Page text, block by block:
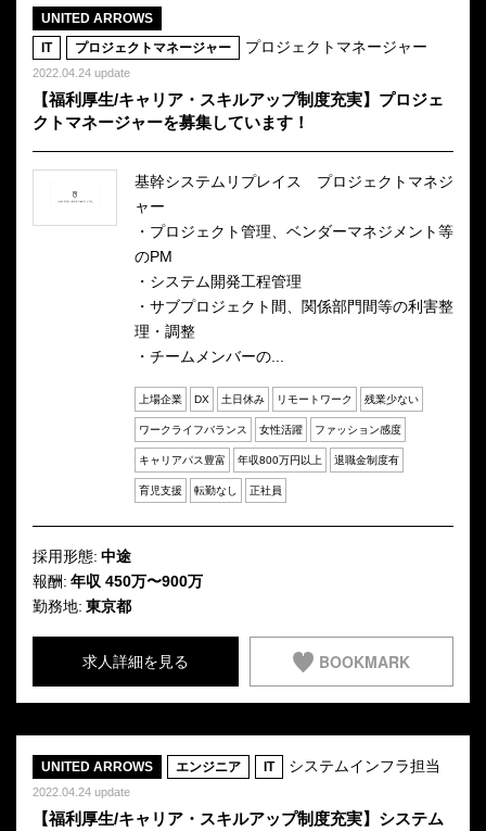
UNITED ARROWS
IT
プロジェクトマネージャー プロジェクトマネージャー
2022.04.24 update
【福利厚生/キャリア・スキルアップ制度充実】プロジェ
クトマネージャーを募集しています！
基幹システムリプレイス プロジェクトマネジ
ャー
・プロジェクト管理、ベンダーマネジメント等
のPM
・システム開発工程管理
・サブプロジェクト間、関係部門間等の利害整
理・調整
・チームメンバーの...
上場企業 DX 土日休み リモートワーク 残業少ない
ワークライフバランス 女性活躍 ファッション感度
キャリアパス豊富 年収800万円以上 退職金制度有
育児支援 転勤なし 正社員
採用形態: 中途
報酬: 年収 450万〜900万
勤務地: 東京都
求人詳細を見る BOOKMARK
UNITED ARROWS エンジニア IT システムインフラ担当
2022.04.24 update
【福利厚生/キャリア・スキルアップ制度充実】システム